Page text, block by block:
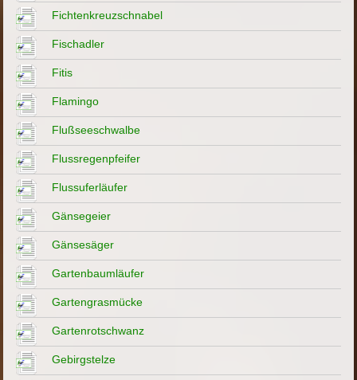
Fichtenkreuzschnabel
Fischadler
Fitis
Flamingo
Flußseeschwalbe
Flussregenpfeifer
Flussuferläufer
Gänsegeier
Gänsesäger
Gartenbaumläufer
Gartengrasmücke
Gartenrotschwanz
Gebirgstelze